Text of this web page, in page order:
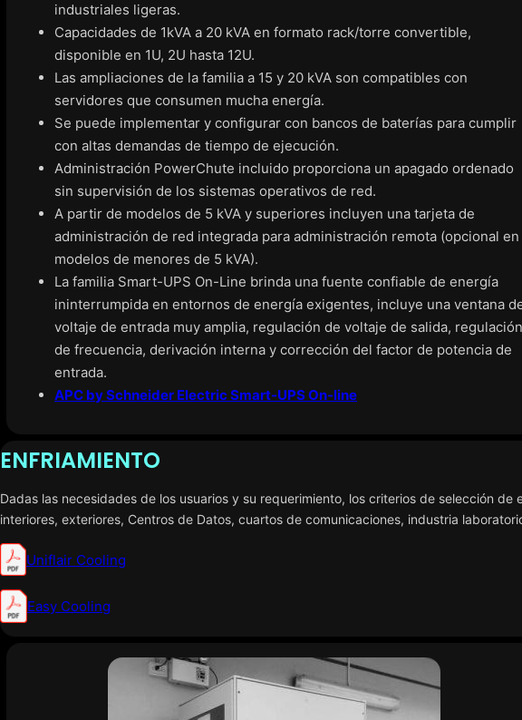
industriales ligeras.
Capacidades de 1kVA a 20 kVA en formato rack/torre convertible,
disponible en 1U, 2U hasta 12U.
Las ampliaciones de la familia a 15 y 20 kVA son compatibles con
servidores que consumen mucha energía.
Se puede implementar y configurar con bancos de baterías para cumplir
con altas demandas de tiempo de ejecución.
Administración PowerChute incluido proporciona un apagado ordenado
sin supervisión de los sistemas operativos de red.
A partir de modelos de 5 kVA y superiores incluyen una tarjeta de
administración de red integrada para administración remota (opcional en
modelos de menores de 5 kVA).
La familia Smart-UPS On-Line brinda una fuente confiable de energía
ininterrumpida en entornos de energía exigentes, incluye una ventana
voltaje de entrada muy amplia, regulación de voltaje de salida, regulación
de frecuencia, derivación interna y corrección del factor de potencia de
entrada.
APC by Schneider Electric Smart-UPS On-line
ENFRIAMIENTO
Dadas las necesidades de los usuarios y su requerimiento, los criterios de selección
interiores, exteriores, Centros de Datos, cuartos de comunicaciones, industria
Uniflair Cooling
Easy Cooling